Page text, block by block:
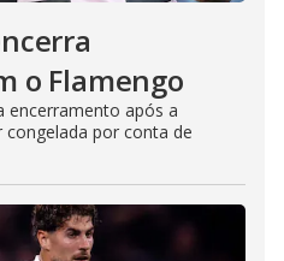
o Flamengo
encerramento após a
por conta de